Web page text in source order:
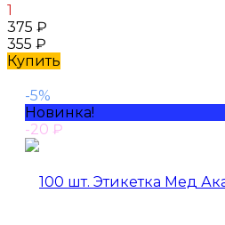
1
375 ₽
355 ₽
Купить
-5%
Новинка!
-20 ₽